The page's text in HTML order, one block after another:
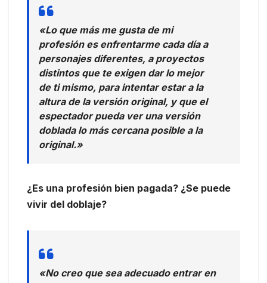
«Lo que más me gusta de mi
profesión es enfrentarme cada día a
personajes diferentes, a proyectos
distintos que te exigen dar lo mejor
de ti mismo, para intentar estar a la
altura de la versión original, y que el
espectador pueda ver una versión
doblada lo más cercana posible a la
original.»
¿Es una profesión bien pagada? ¿Se puede
vivir del doblaje?
«No creo que sea adecuado entrar en